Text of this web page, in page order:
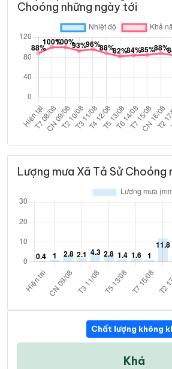
Choóng những ngày tới
Lượng mưa Xã Tả Sử Choóng
Chất lượng không
Khá